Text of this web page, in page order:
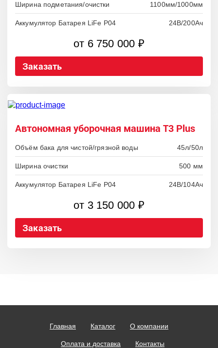
Ширина подметания/очистки 1100мм/1000мм
Аккумулятор Батарея LiFe P04 24В/200Ач
от 6 750 000 ₽
Заказать
Автономная уборочная машина T3 Plus
Объём бака для чистой/грязной воды 45л/50л
Ширина очистки 500 мм
Аккумулятор Батарея LiFe P04 24В/104Ач
от 3 150 000 ₽
Заказать
Главная Каталог О компании
Оплата и доставка Контакты